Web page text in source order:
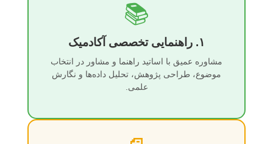
📚
۱. راهنمایی تخصصی آکادمیک
مشاوره عمیق با اساتید راهنما و مشاور در انتخاب
موضوع، طراحی پژوهش، تحلیل داده‌ها و نگارش
علمی.